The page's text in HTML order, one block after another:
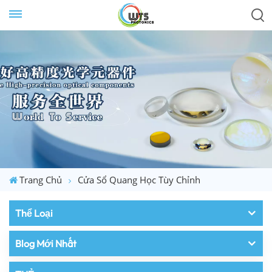
Trang Chủ Cửa Sổ Quang Học Tùy Chỉnh
Thể Loại
Blog Mới Nhất